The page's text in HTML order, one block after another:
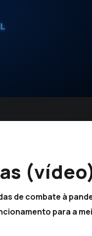
de combate à
para a